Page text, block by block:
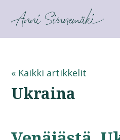
ANNI
« Kaikki artikkelit
Ukraina